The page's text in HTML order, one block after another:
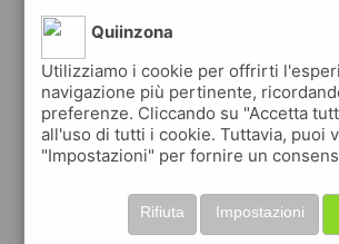
volantini santa caterina
fai la spesa sotto
sfogliagratisivolantinidei
santa caterina albanesein
scopri le offerte in corso nei
Quiinzona
Utilizziamo i cookie per offrirti
navigazione più pertinente,
preferenze. Cliccando su "Accetta
all'uso di tutti i cookie. Tuttavia, puoi
"Impostazioni" per fornire un
Impostazioni
Rifiuta